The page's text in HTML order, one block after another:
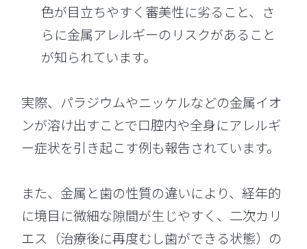
色が目立ちやすく審美性に劣ること、さ
らに金属アレルギーのリスクがあること
が知られています。
実際、パラジウムやニッケルなどの金属イオ
ンが溶け出すことで口腔内や全身にアレルギ
ー症状を引き起こす例も報告されています。
また、金属と歯の性質の違いにより、経年的
に境目に微細な隙間が生じやすく、二次カリ
エス（治療後に再度むし歯ができる状態）の